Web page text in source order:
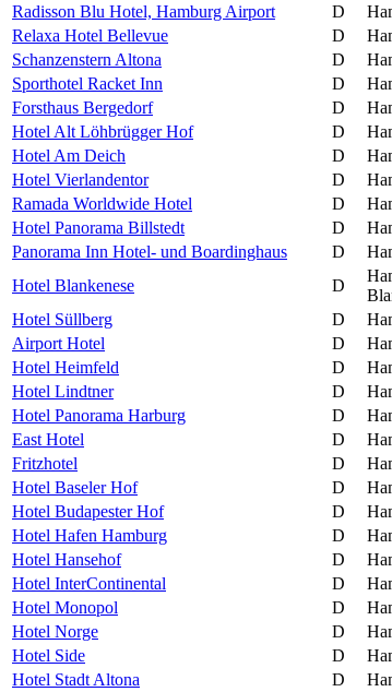
Radisson Blu Hotel, Hamburg Airport
D
Relaxa Hotel Bellevue
D
Schanzenstern Altona
D
Sporthotel Racket Inn
D
Forsthaus Bergedorf
D
Hotel Alt Löhbrügger Hof
D
Hotel Am Deich
D
Hotel Vierlandentor
D
Ramada Worldwide Hotel
D
Hotel Panorama Billstedt
D
Panorama Inn Hotel- und Boardinghaus
D
Hotel Blankenese
D
Hotel Süllberg
D
Airport Hotel
D
Hotel Heimfeld
D
Hotel Lindtner
D
Hotel Panorama Harburg
D
East Hotel
D
Fritzhotel
D
Hotel Baseler Hof
D
Hotel Budapester Hof
D
Hotel Hafen Hamburg
D
Hotel Hansehof
D
Hotel InterContinental
D
Hotel Monopol
D
Hotel Norge
D
Hotel Side
D
Hotel Stadt Altona
D